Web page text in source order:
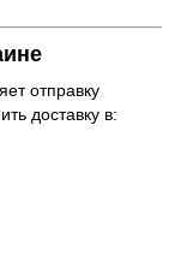
отправку
доставку в: